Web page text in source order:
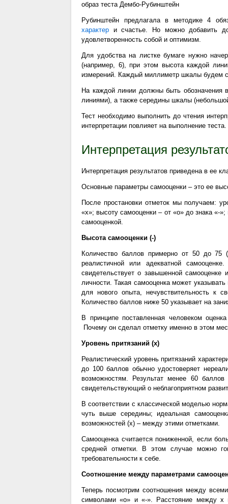
образ теста Дембо-Рубинштейн
Рубинштейн предлагала в методике 4
характер и счастье. Но можно добавить
удовлетворенность собой и оптимизм.
Для удобства на листке бумаге нужно
(например, 6), при этом высота каждой
измерений. Каждый миллиметр шкалы будем
На каждой линии должны быть обозначения
линиями), а также середины шкалы
Тест необходимо выполнить до чтения
интерпретации повлияет на выполнение теста.
Интерпретация
Интерпретация результатов приведена в ее
Основные параметры самооценки – это ее
После простановки отметок мы получаем:
«х»; высоту самооценки – от «о» до знака «-
самооценкой.
Высота самооценки (-)
Количество баллов примерно от 50 до 75
реалистичной или адекватной
свидетельствует о завышенной самооценке
личности. Такая самооценка может
для нового опыта, нечувствительность к
Количество баллов ниже 50 указывает на
В принципе поставленная человеком
Почему он сделал отметку именно в этом
Уровень притязаний (х)
Реалистический уровень притязаний
до 100 баллов обычно удостоверяет
возможностям. Результат менее 60 баллов
свидетельствующий о неблагоприятном
В соответствии с классической моделью
чуть выше середины; идеальная
возможностей (х) – между этими отметками.
Самооценка считается пониженной, если
средней отметки. В этом случае можно
требовательности к себе.
Соотношение между параметрами
Теперь посмотрим соотношения между
символами «о» и «-». Расстояние между х